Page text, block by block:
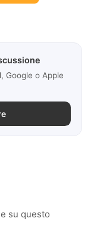
Google o Apple
su questo